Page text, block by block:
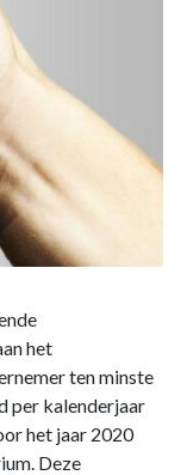
het
ten minste
per kalenderjaar
het jaar 2020
Deze